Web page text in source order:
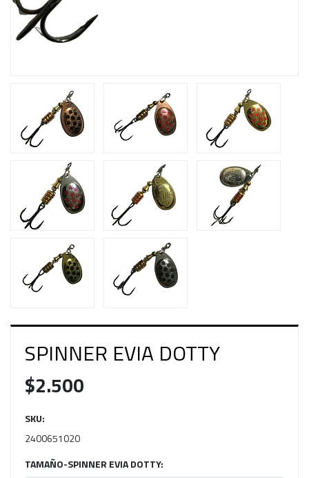
SPINNER EVIA DOTTY
$2.500
SKU:
2400651020
TAMAÑO-SPINNER EVIA DOTTY: